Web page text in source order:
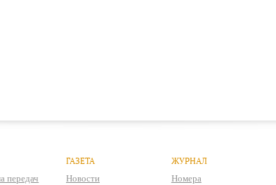
передач
ГАЗЕТА
Новости
ЖУРНАЛ
Номера